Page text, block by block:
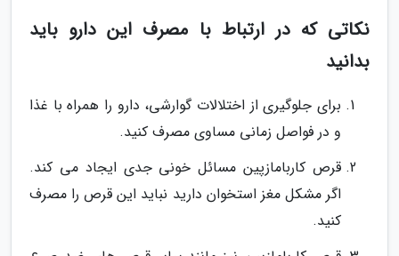
نکاتی که در ارتباط با مصرف این دارو باید
بدانید
برای جلوگیری از اختلالات گوارشی، دارو را همراه با غذا
و در فواصل زمانی مساوی مصرف کنید.
قرص کاربامازپین مسائل خونی جدی ایجاد می کند.
اگر مشکل مغز استخوان دارید نباید این قرص را مصرف
کنید.